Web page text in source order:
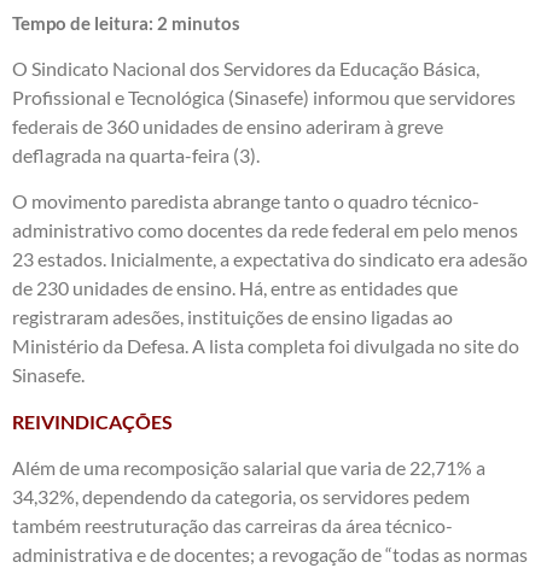
Tempo de leitura: 2 minutos
O Sindicato Nacional dos Servidores da Educação Básica,
Profissional e Tecnológica (Sinasefe) informou que servidores
federais de 360 unidades de ensino aderiram à greve
deflagrada na quarta-feira (3).
O movimento paredista abrange tanto o quadro técnico-
administrativo como docentes da rede federal em pelo menos
23 estados. Inicialmente, a expectativa do sindicato era adesão
de 230 unidades de ensino. Há, entre as entidades que
registraram adesões, instituições de ensino ligadas ao
Ministério da Defesa. A lista completa foi divulgada no site do
Sinasefe.
REIVINDICAÇÕES
Além de uma recomposição salarial que varia de 22,71% a
34,32%, dependendo da categoria, os servidores pedem
também reestruturação das carreiras da área técnico-
administrativa e de docentes; a revogação de “todas as normas